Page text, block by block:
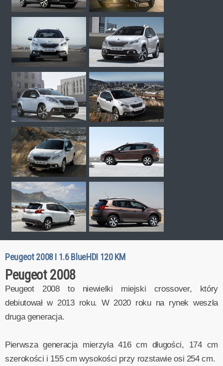
Peugeot 2008 I 1.6 BlueHDI 120 KM
Peugeot 2008
Peugeot 2008 to niewielki miejski crossover, który
debiutował w 2013 roku. W 2020 roku na rynek weszła
druga generacja.
Pierwsza generacja mierzyła 416 cm długości, 174 cm
szerokości i 155 cm wysokości przy rozstawie osi 254 cm.